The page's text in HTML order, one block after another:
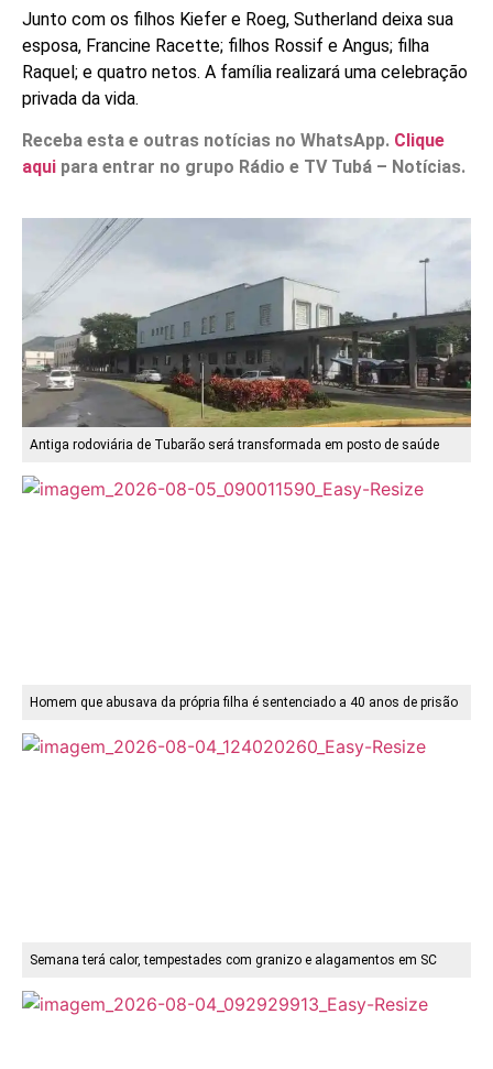
Junto com os filhos Kiefer e Roeg, Sutherland deixa sua
esposa, Francine Racette; filhos Rossif e Angus; filha
Raquel; e quatro netos. A família realizará uma celebração
privada da vida.
Receba esta e outras notícias no WhatsApp. Clique
aqui para entrar no grupo Rádio e TV Tubá – Notícias.
Antiga rodoviária de Tubarão será transformada em posto de saúde
Homem que abusava da própria filha é sentenciado a 40 anos de prisão
Semana terá calor, tempestades com granizo e alagamentos em SC